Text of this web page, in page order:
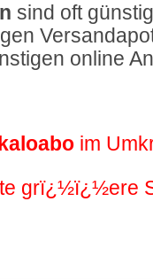
sind oft
online
im
grï¿½ï¿½ere